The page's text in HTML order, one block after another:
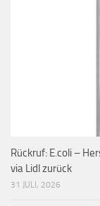
Rückruf: E.coli –
via Lidl zurück
31 JULI, 2026